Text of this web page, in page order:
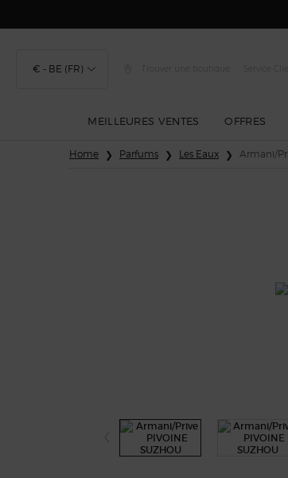
€ - BE (FR) Trouver une boutique Service
MEILLEURES VENTES OFFRES
Home Parfums Les Eaux Armani/